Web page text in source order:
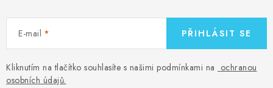
E-mail
Kliknutím na tlačítko souhlasíte s našimi podmínkami na ochranou
osobních údajů.
PŘIHLÁSIT SE